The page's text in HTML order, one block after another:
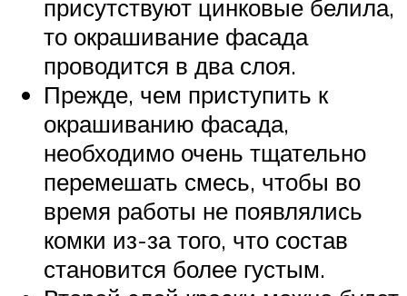
присутствуют цинковые белила,
то окрашивание фасада
проводится в два слоя.
Прежде, чем приступить к
окрашиванию фасада,
необходимо очень тщательно
перемешать смесь, чтобы во
время работы не появлялись
комки из-за того, что состав
становится более густым.